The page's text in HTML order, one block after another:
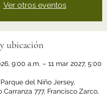
Ver otros eventos
ubicación
9:00 a.m. – 11 mar 2027, 5:00
del Niño Jersey,
Carranza 777, Francisco Zarco,